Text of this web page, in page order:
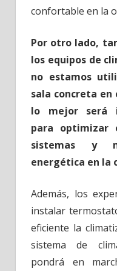
confortable en la
Por otro lado,
los equipos de
no estamos
sala concreta
lo mejor será
para
sistemas y
energética en la
Además, los
instalar
eficiente la
sistema de
pondrá en